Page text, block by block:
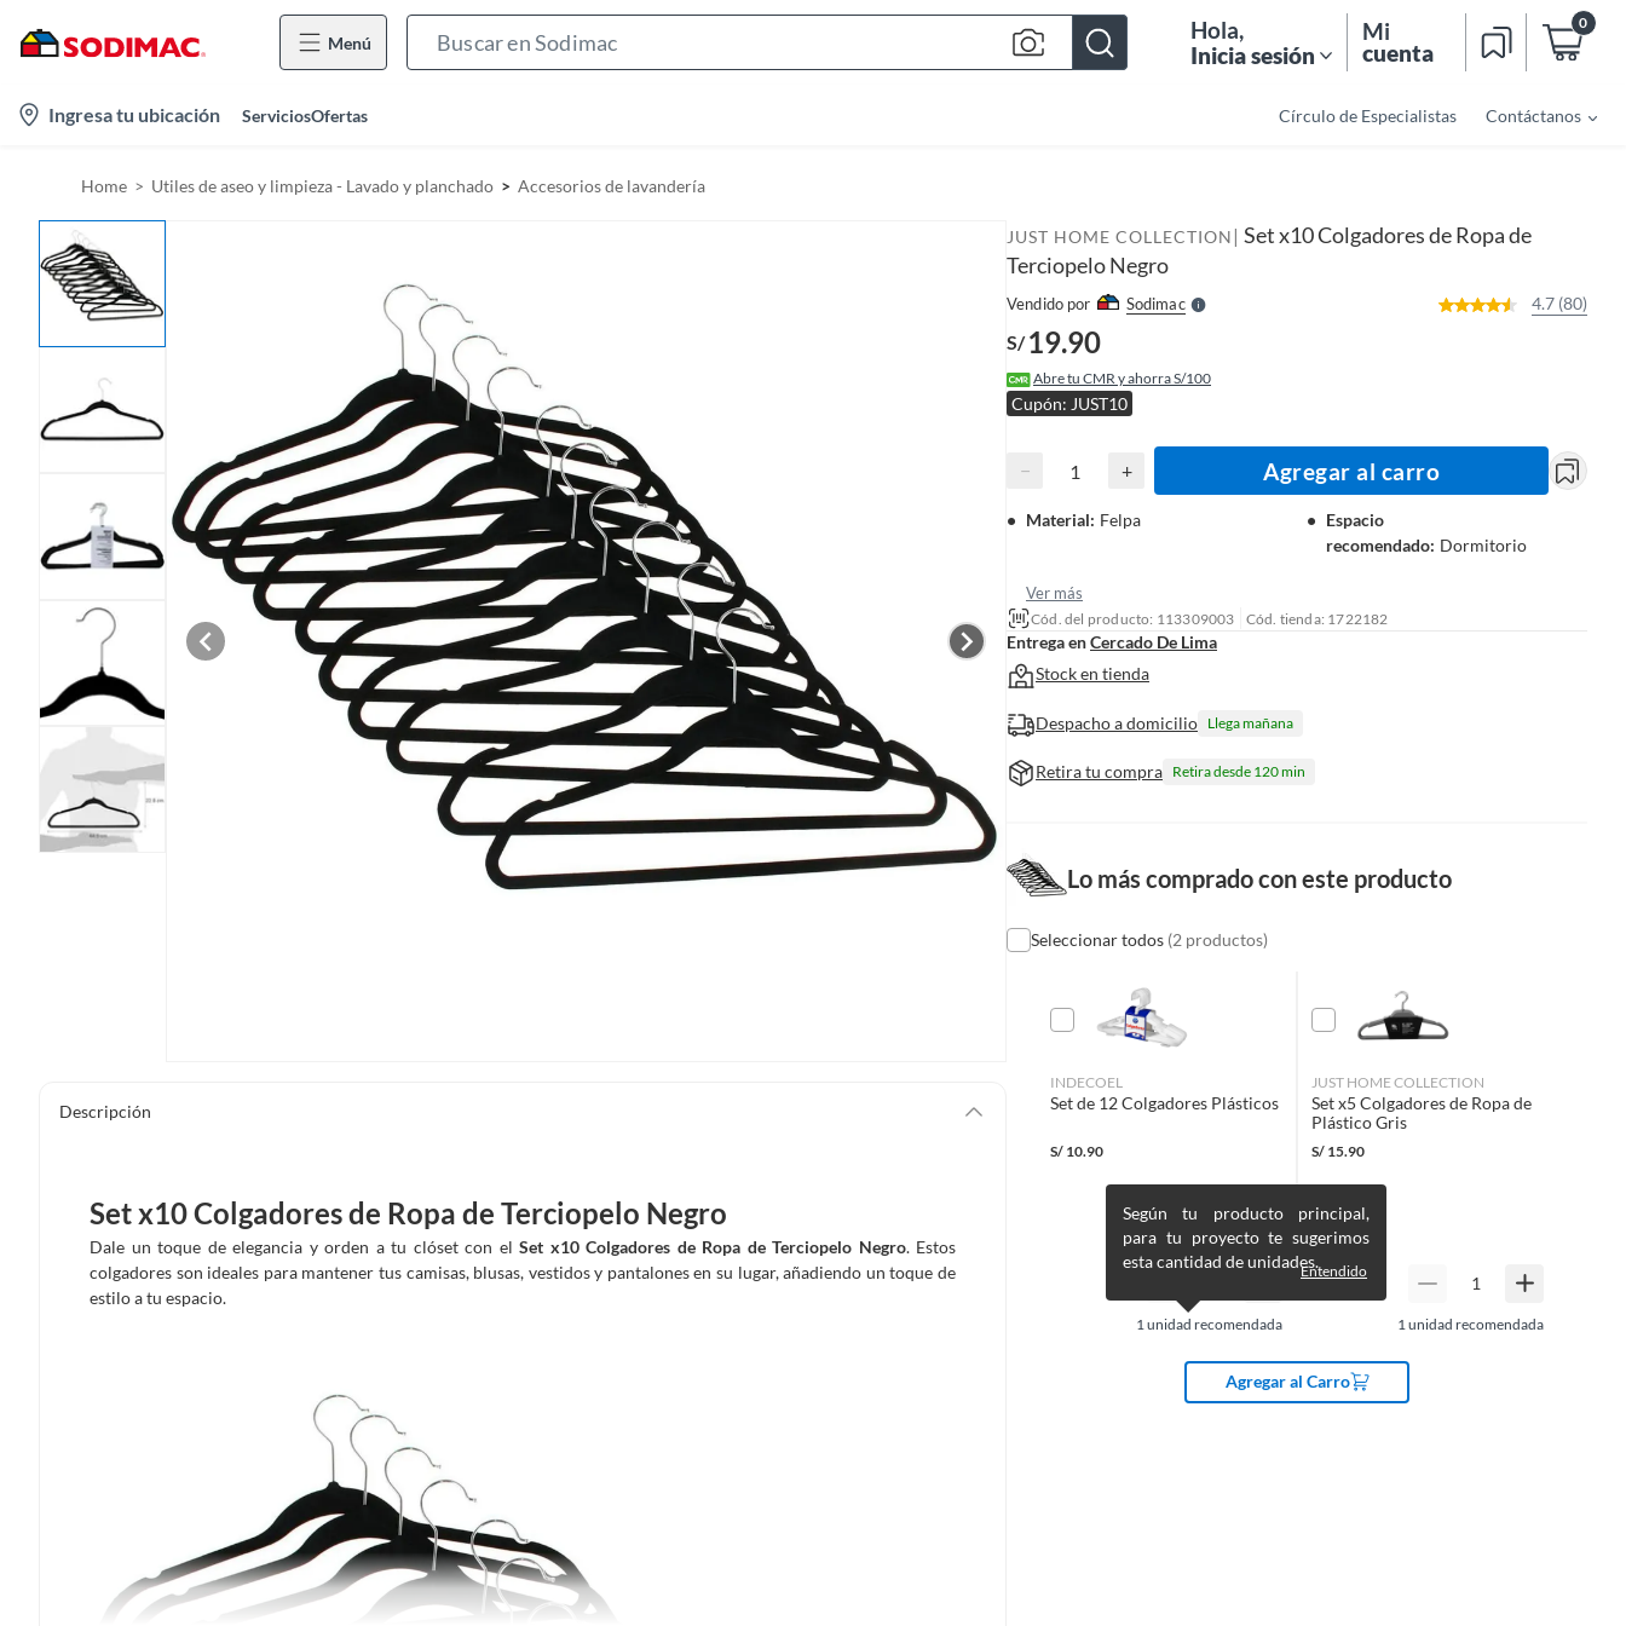
Menú Hola,
Inicia sesión
Mi
cuenta
0
Ingresa tu ubicación ServiciosOfertas Círculo de Especialistas Contáctanos
Home Utiles de aseo y limpieza - Lavado y planchado Accesorios de lavandería
Descripción
Set x10 Colgadores de Ropa de Terciopelo Negro
Dale un toque de elegancia y orden a tu clóset con el Set x10 Colgadores de Ropa de Terciopelo Negro. Estos
colgadores son ideales para mantener tus camisas, blusas, vestidos y pantalones en su lugar, añadiendo un toque de
estilo a tu espacio.
JUST HOME COLLECTION | Set x10 Colgadores de Ropa de
Terciopelo Negro
Vendido por SodimacS
e
r
4.7 (80)
S/ 19.90
Abre tu CMR y ahorra S/100
Cupón: JUST10
− + Agregar al carro
Material: Felpa
Espacio
recomendado: Dormitorio
Ver más
Cód. del producto: 113309003 Cód. tienda: 1722182
Entrega enCercado De Lima
Stock en tienda
Despacho a domicilio Llega mañana
Retira tu compra Retira desde 120 min
Lo más comprado con este producto
Seleccionar todos (2 productos)
INDECOEL
Set de 12 Colgadores Plásticos
S/ 10.90
1 unidad recomendada
Según tu producto principal,
para tu proyecto te sugerimos
esta cantidad de unidades.Entendido
JUST HOME COLLECTION
Set x5 Colgadores de Ropa de
Plástico Gris
S/ 15.90
1 unidad recomendada
Agregar al Carro